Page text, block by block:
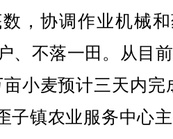
，协调作业机械
、不落一田。从目
小麦预计三天内完
子镇农业服务中心